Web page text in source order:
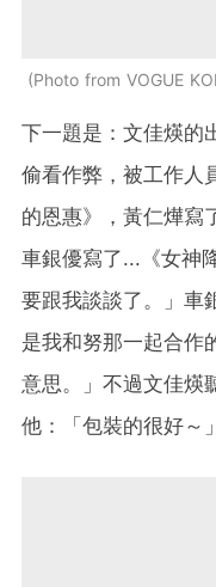
Photo from VOGUE
下一題是：文佳煐的
偷看作弊，被工作人
的恩惠》，黃仁燁寫
車銀優寫了...《女神
要跟我談談了。」車
是我和努那一起合作
意思。」不過文佳煐
他：「包裝的很好～